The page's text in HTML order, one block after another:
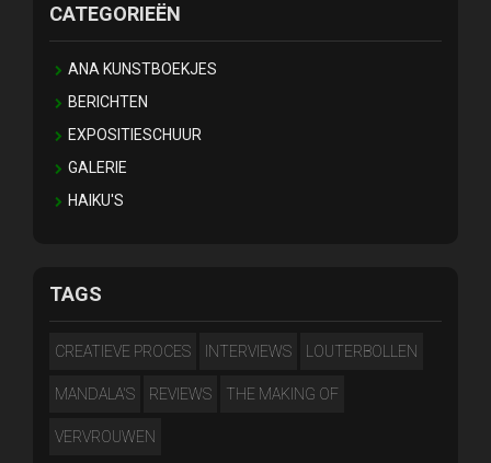
CATEGORIEËN
ANA KUNSTBOEKJES
BERICHTEN
EXPOSITIESCHUUR
GALERIE
HAIKU'S
TAGS
CREATIEVE PROCES INTERVIEWS LOUTERBOLLEN
MANDALA'S REVIEWS THE MAKING OF
VERVROUWEN